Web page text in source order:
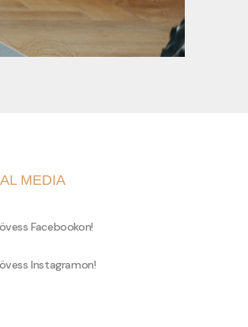
MEDIA
Facebookon!
Instagramon!